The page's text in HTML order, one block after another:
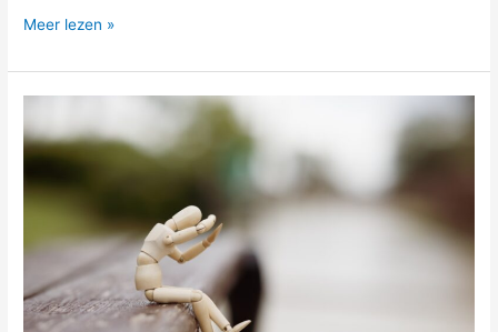
Meer lezen »
druk,
druk